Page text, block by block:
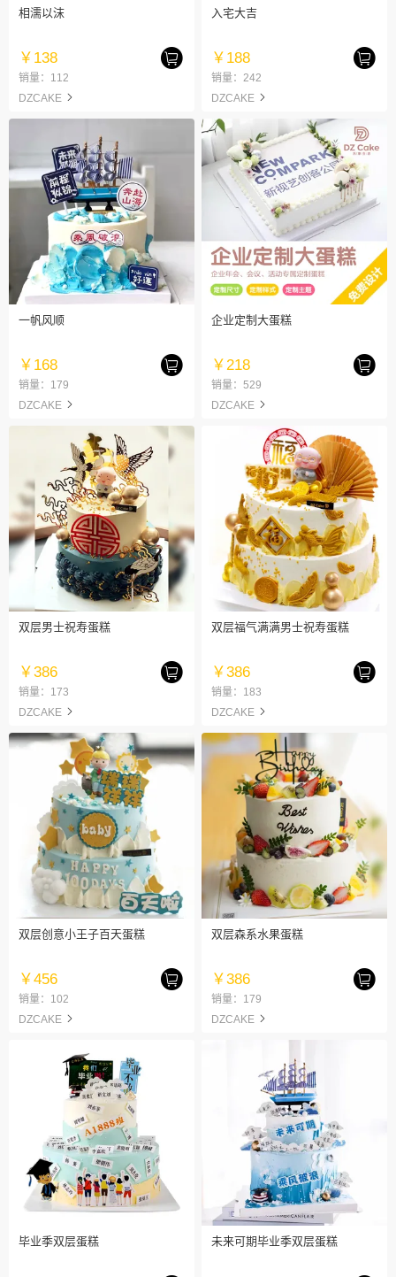
相濡以沫
￥138
销量：112
DZCAKE
入宅大吉
￥188
销量：242
DZCAKE
一帆风顺
￥168
销量：179
DZCAKE
企业定制大蛋糕
￥218
销量：529
DZCAKE
双层男士祝寿蛋糕
￥386
销量：173
DZCAKE
双层福气满满男士祝寿蛋糕
￥386
销量：183
DZCAKE
双层创意小王子百天蛋糕
￥456
销量：102
DZCAKE
双层森系水果蛋糕
￥386
销量：179
DZCAKE
毕业季双层蛋糕 未来可期毕业季双层蛋糕